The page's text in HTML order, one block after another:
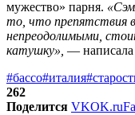
мужество» парня.
то, что препятствия
непреодолимыми,
катушку», — написала
#бассо#италия
262
Поделится VKOK.ru